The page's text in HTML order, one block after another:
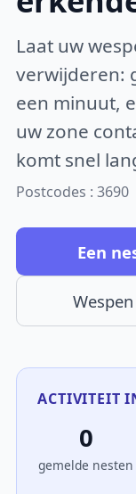
Laat uw
verwijderen:
een minuut,
uw zone
komt snel
Postcodes : 3690
Een
ACTIVITEIT
0
gemelde nesten